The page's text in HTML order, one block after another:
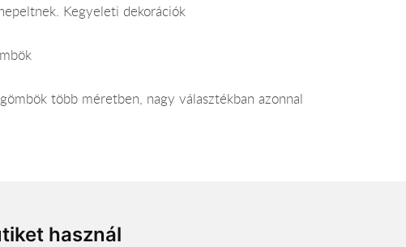
használ
Kegyeleti dekorációk
több méretben, nagy választékban azonnal